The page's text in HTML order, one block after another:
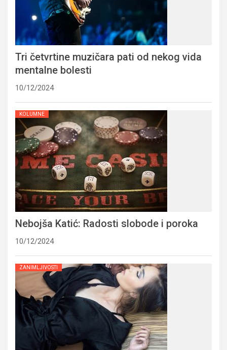
Tri četvrtine muzičara pati od nekog vida
mentalne bolesti
10/12/2024
KOLUMNE
Nebojša Katić: Radosti slobode i poroka
10/12/2024
ZANIMLJIVOSTI